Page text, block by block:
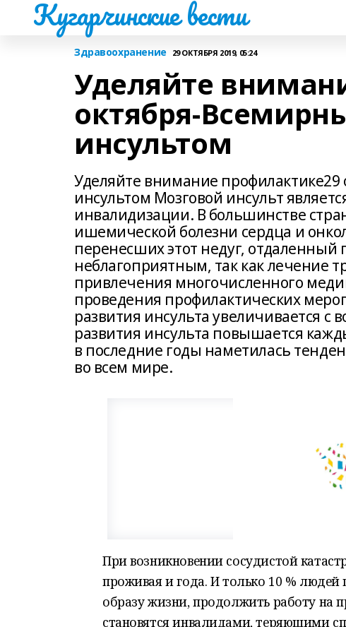
Кугарчинские вести
Здравоохранение 29 ОКТЯБРЯ 2019, 05:24
Уделяйте
октября-
инсультом
Уделяйте внимание
инсультом Мозговой инсульт
инвалидизации. В большинстве
ишемической болезни сердца и
перенесших этот недуг, отдаленный
неблагоприятным, так как лечение
привлечения многочисленного
проведения профилактических
развития инсульта увеличивается с
развития инсульта повышается
в последние годы наметилась
во всем мире.
При возникновении сосудистой
проживая и года. И только 10 % людей
образу жизни, продолжить работу на
становятся инвалидами, теряющими